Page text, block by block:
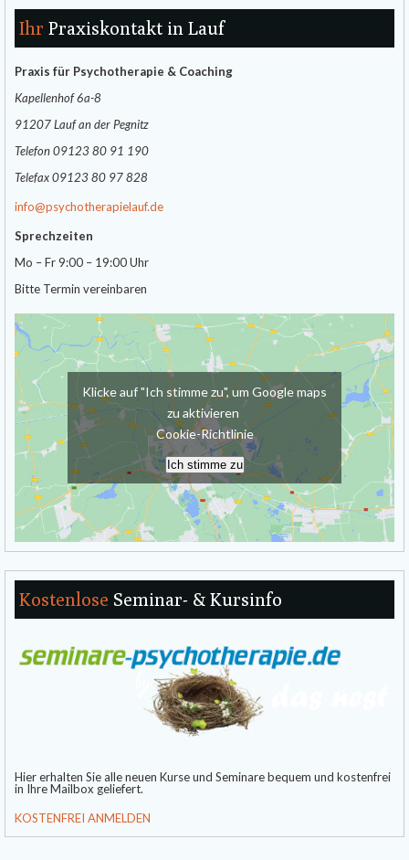
Ihr Praxiskontakt in Lauf
Praxis für Psychotherapie & Coaching
Kapellenhof 6a-8
91207 Lauf an der Pegnitz
Telefon 09123 80 91 190
Telefax 09123 80 97 828
info@psychotherapielauf.de
Sprechzeiten
Mo – Fr 9:00 – 19:00 Uhr
Bitte Termin vereinbaren
Klicke auf "Ich stimme zu", um Google maps
zu aktivieren
Cookie-Richtlinie
Ich stimme zu
Kostenlose Seminar- & Kursinfo
Hier erhalten Sie alle neuen Kurse und Seminare bequem und kostenfrei
in Ihre Mailbox geliefert.
KOSTENFREI ANMELDEN